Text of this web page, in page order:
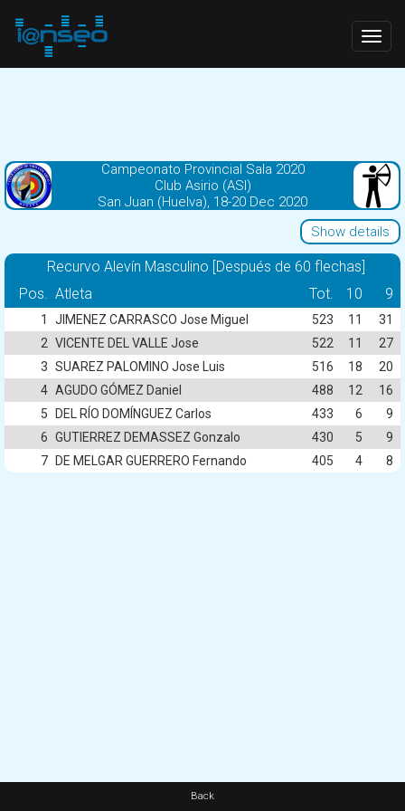
Campeonato Provincial Sala 2020
Club Asirio (ASI)
San Juan (Huelva), 18-20 Dec 2020
Show details
Recurvo Alevín Masculino [Después de 60 flechas]
Pos. Atleta Tot. 10 9
1 JIMENEZ CARRASCO Jose Miguel 523 11
31
2 VICENTE DEL VALLE Jose 522 11
27
3 SUAREZ PALOMINO Jose Luis 516 18
20
4 AGUDO GÓMEZ Daniel 488 12
16
5
DEL RÍO DOMÍNGUEZ Carlos 433 6
9
6 GUTIERREZ DEMASSEZ Gonzalo 430 5
9
7
DE MELGAR GUERRERO Fernando 405 4 8
Back